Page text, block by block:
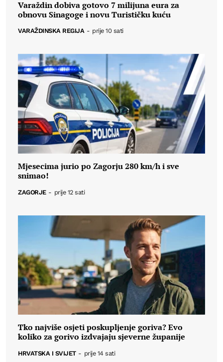
Varaždin dobiva gotovo 7 milijuna eura za
obnovu Sinagoge i novu Turističku kuću
VARAŽDINSKA REGIJA - prije 10 sati
Mjesecima jurio po Zagorju 280 km/h i sve
snimao!
ZAGORJE - prije 12 sati
Tko najviše osjeti poskupljenje goriva? Evo
koliko za gorivo izdvajaju sjeverne županije
HRVATSKA I SVIJET - prije 14 sati